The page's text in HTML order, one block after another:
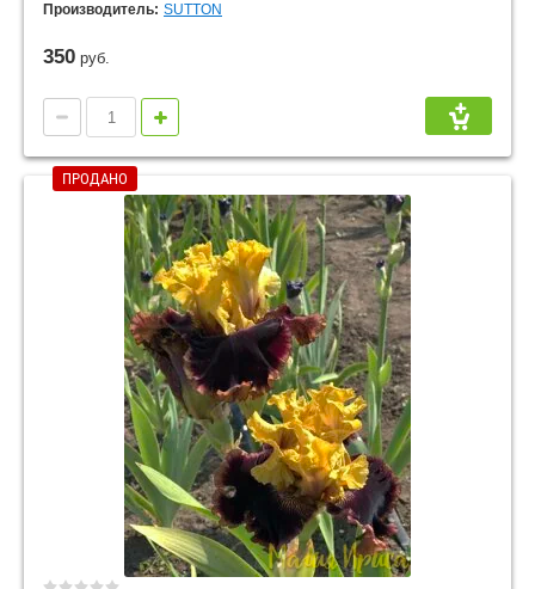
Производитель: SUTTON
350 руб.
ПРОДАНО